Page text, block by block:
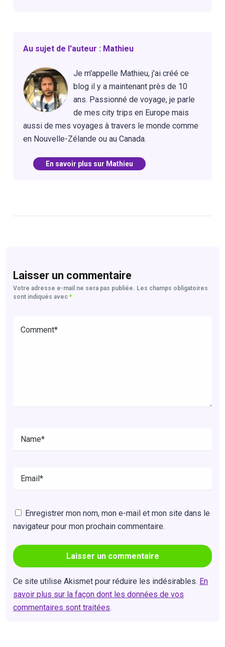
Au sujet de l'auteur : Mathieu
Je m'appelle Mathieu, j'ai créé ce
blog il y a maintenant près de 10
ans. Passionné de voyage, je parle
de mes city trips en Europe mais
aussi de mes voyages à travers le monde comme
en Nouvelle-Zélande ou au Canada.
En savoir plus sur Mathieu
Laisser un commentaire
Votre adresse e-mail ne sera pas publiée. Les champs obligatoires
sont indiqués avec*
Enregistrer mon nom, mon e-mail et mon site dans le
navigateur pour mon prochain commentaire.
Ce site utilise Akismet pour réduire les indésirables. En
savoir plus sur la façon dont les données de vos
commentaires sont traitées.